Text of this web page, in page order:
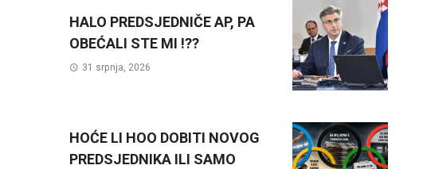
HALO PREDSJEDNIČE AP, PA
OBEĆALI STE MI !??
31 srpnja, 2026
HOĆE LI HOO DOBITI NOVOG
PREDSJEDNIKA ILI SAMO